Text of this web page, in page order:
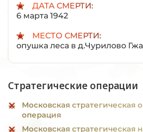
ДАТА СМЕРТИ:
6 марта 1942
МЕСТО СМЕРТИ:
опушка леса в д.Чурилово
Стратегические операции
Московская стратегическая
операция
Московская стратегическая